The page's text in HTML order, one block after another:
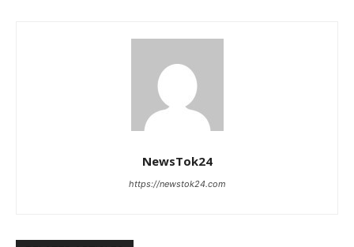
NewsTok24
https://newstok24.com